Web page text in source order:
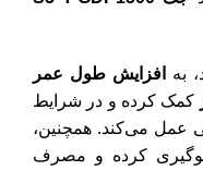
به
افزایش طول عمر
کمک کرده و در شرایط
عمل می‌کند. همچنین،
کرده و مصرف